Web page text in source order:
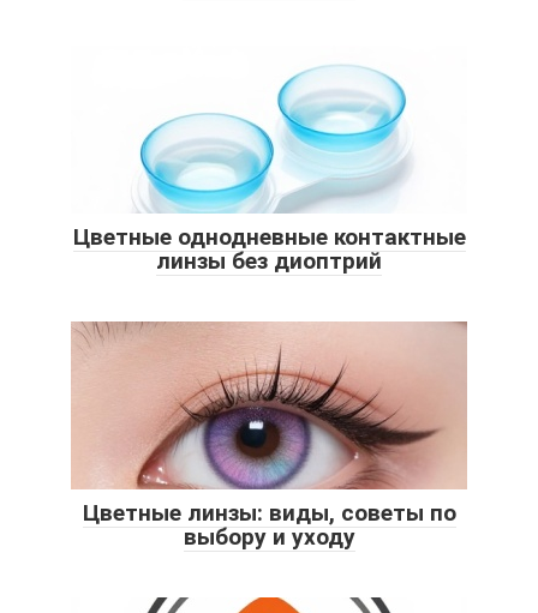
Цветные однодневные контактные
линзы без диоптрий
Цветные линзы: виды, советы по
выбору и уходу